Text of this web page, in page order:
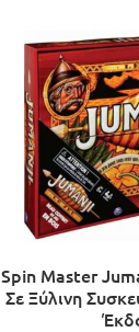
Spin Master
Σε Ξύλινη